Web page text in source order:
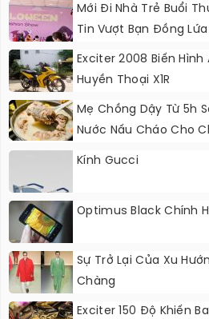
Mới Đi Nhà Trẻ Buổi
Tin Vượt Bạn Đồng
Exciter 2008 Biến Hình
Huyền Thoại X1R
Mẹ Chồng Dậy Từ 5h
Nước Nấu Cháo Cho
Đổ Ngay Vào Xô Rác
Kính Gucci
Optimus Black Chính
Sự Trở Lại Của Xu
Chàng
Exciter 150 Độ Khiến